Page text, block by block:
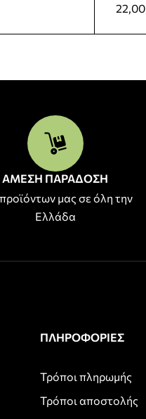
22,00
ΑΜΕΣΗ ΠΑΡΑΔΟΣΗ
μας σε όλη την
Ελλάδα
ΠΛΗΡΟΦΟΡΙΕΣ
Τρόποι πληρωμής
Τρόποι αποστολής